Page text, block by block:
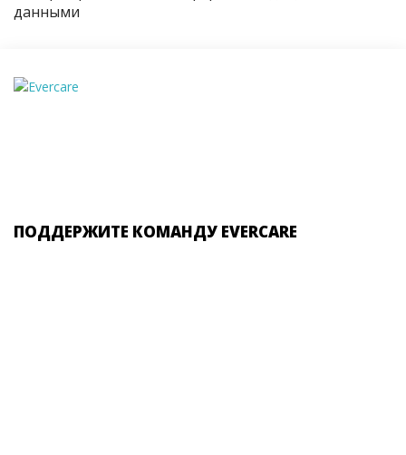
данными
ПОДДЕРЖИТЕ КОМАНДУ EVERCARE